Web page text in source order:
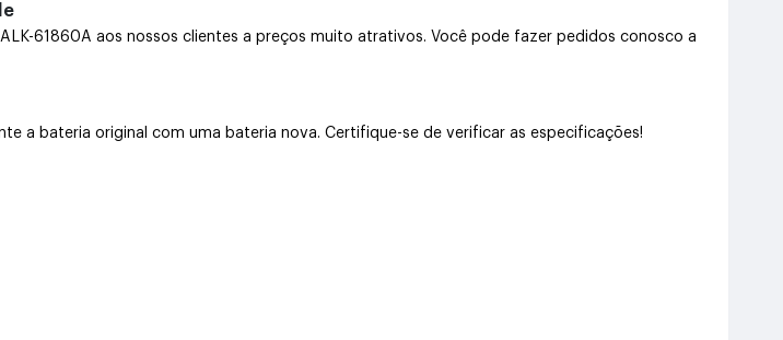
61860A aos nossos clientes a preços muito atrativos. Você pode fazer pedidos conosco a
a bateria original com uma bateria nova. Certifique-se de verificar as especificações!